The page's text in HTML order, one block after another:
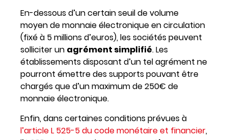
En-dessous d’un certain seuil de volume
moyen de monnaie électronique en circulation
(fixé à 5 millions d’euros), les sociétés peuvent
solliciter un agrément simplifié. Les
établissements disposant d’un tel agrément ne
pourront émettre des supports pouvant être
chargés que d’un maximum de 250€ de
monnaie électronique.
Enfin, dans certaines conditions prévues à
l’article L 525-5 du code monétaire et financier,